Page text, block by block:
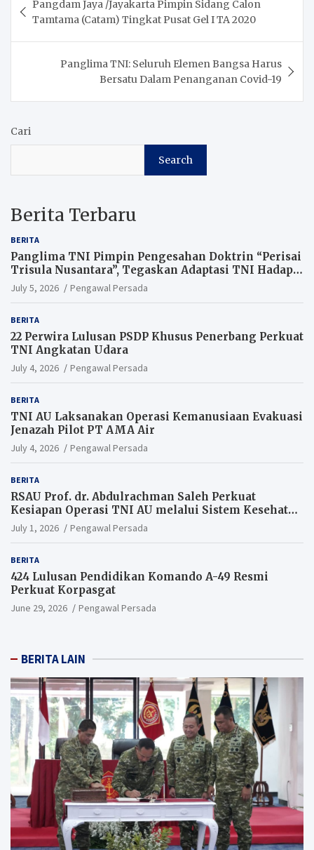
navigation
Pangdam Jaya /Jayakarta Pimpin Sidang Calon
Tamtama (Catam) Tingkat Pusat Gel I TA 2020
Panglima TNI: Seluruh Elemen Bangsa Harus
Bersatu Dalam Penanganan Covid-19
Cari
Search
Berita Terbaru
BERITA
Panglima TNI Pimpin Pengesahan Doktrin “Perisai
Trisula Nusantara”, Tegaskan Adaptasi TNI Hadapi
Perang Modern
July 5, 2026 Pengawal Persada
BERITA
22 Perwira Lulusan PSDP Khusus Penerbang Perkuat
TNI Angkatan Udara
July 4, 2026 Pengawal Persada
BERITA
TNI AU Laksanakan Operasi Kemanusiaan Evakuasi
Jenazah Pilot PT AMA Air
July 4, 2026 Pengawal Persada
BERITA
RSAU Prof. dr. Abdulrachman Saleh Perkuat
Kesiapan Operasi TNI AU melalui Sistem Kesehatan
Andal
July 1, 2026 Pengawal Persada
BERITA
424 Lulusan Pendidikan Komando A-49 Resmi
Perkuat Korpasgat
June 29, 2026 Pengawal Persada
BERITA LAIN